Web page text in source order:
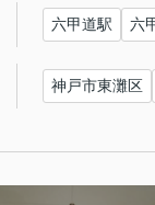
六甲道駅 六
神戸市東灘区